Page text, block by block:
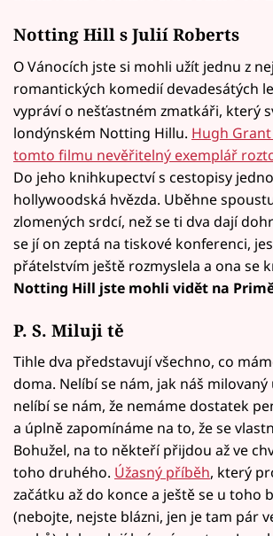
Notting Hill s Julií Roberts
O Vánocích jste si mohli užít jednu z
romantických komedií devadesátých
vypráví o nešťastném zmatkáři, který
londýnském Notting Hillu. Hugh
tomto filmu nevěřitelný exemplář
Do jeho knihkupectví s cestopisy
hollywoodská hvězda. Uběhne
zlomených srdcí, než se ti dva dají
se jí on zeptá na tiskové konferenci,
přátelstvím ještě rozmyslela a ona se
Notting Hill jste mohli vidět na
P. S. Miluji tě
Tihle dva představují všechno, co
doma. Nelíbí se nám, jak náš milovaný
nelíbí se nám, že nemáme dostatek
a úplně zapomínáme na to, že se
Bohužel, na to někteří přijdou až ve
toho druhého. Úžasný příběh, který
začátku až do konce a ještě se u toho
(nebojte, nejste blázni, jen je tam pár